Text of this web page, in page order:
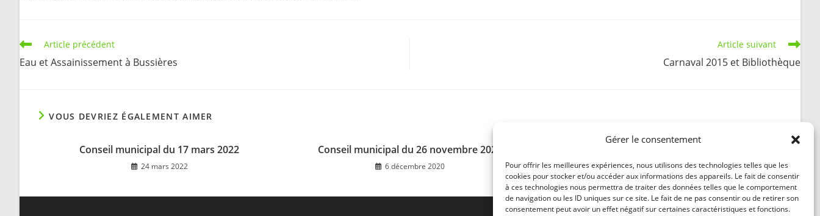
Gérer le consentement
Pour offrir les meilleures expériences, nous utilisons des technologies telles que les
cookies pour stocker et/ou accéder aux informations des appareils. Le fait de consentir
à ces technologies nous permettra de traiter des données telles que le comportement
de navigation ou les ID uniques sur ce site. Le fait de ne pas consentir ou de retirer son
consentement peut avoir un effet négatif sur certaines caractéristiques et fonctions.
Read
articles
Article précédent
Eau et Assainissement à Bussières
Article suivant
Carnaval 2015 et Bibliothèque
VOUS DEVRIEZ ÉGALEMENT AIMER
Conseil municipal du 17 mars 2022
24 mars 2022
Conseil municipal du 26 novembre 2020
6 décembre 2020 12 septembre 2024